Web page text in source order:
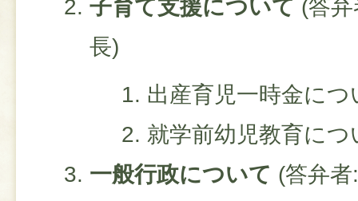
子育て支援について (答
長)
出産育児一時金につ
就学前幼児教育につ
一般行政について (答弁